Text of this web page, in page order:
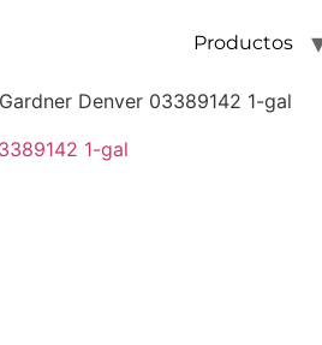
Productos
Denver 03389142 1-gal